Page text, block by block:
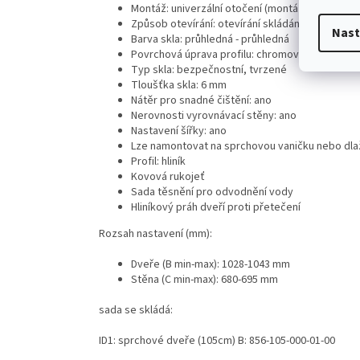
Montáž: univerzální otočení (montáž), pravá
Způsob otevírání: otevírání skládáním
Barva skla: průhledná - průhledná
Povrchová úprava profilu: chromový lesk
Typ skla: bezpečnostní, tvrzené
Tloušťka skla: 6 mm
Nátěr pro snadné čištění: ano
Nerovnosti vyrovnávací stěny: ano
Nastavení šířky: ano
Lze namontovat na sprchovou vaničku nebo
Profil: hliník
Kovová rukojeť
Sada těsnění pro odvodnění vody
Hliníkový práh dveří proti přetečení
Rozsah nastavení (mm):
Dveře (B min-max): 1028-1043 mm
Stěna (C min-max): 680-695 mm
sada se skládá:
ID1: sprchové dveře (105cm) B: 856-105-000-01-00